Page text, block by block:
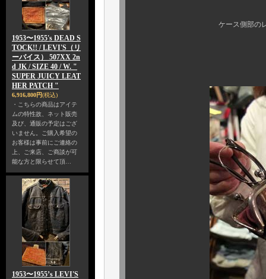
1953〜1955's DEAD S
TOCK!! / LEVI'S（リ
ーバイス） 507XX 2n
d JK / SIZE 40 / W. "
SUPER JUICY LEAT
HER PATCH "
6,916,800円(税込)
・こちらの商品はアイテ
ムの特性故、ネット販売
及び、通販の予定はござ
いません。ご購入希望の
お客様は事前にご連絡の
上、ご来店、ご商談が可
能な方と限らせて頂…
1953〜1955’s LEVI'S
ケース側部のレザーのコン